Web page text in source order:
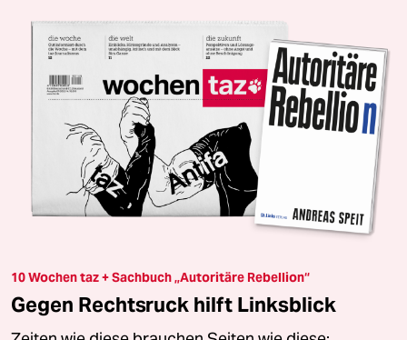
10 Wochen taz + Sachbuch „Autoritäre Rebellion“
Gegen Rechtsruck hilft Linksblick